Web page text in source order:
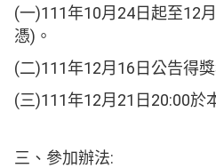
(一)111年10月24日起至12
憑)。
(二)111年12月16日公告得獎
(三)111年12月21日20:00於
三、參加辦法: